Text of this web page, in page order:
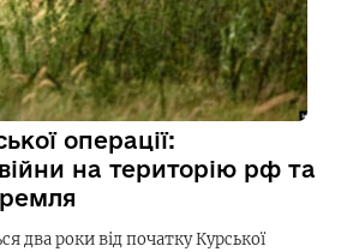
операції:
на територію рф та
два роки від початку Курської